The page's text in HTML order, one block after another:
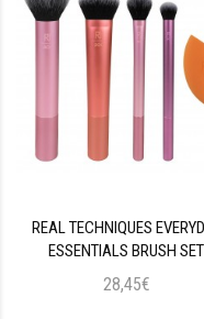
REAL TECHNIQUES
ESSENTIALS BRUSH SET
28,45€